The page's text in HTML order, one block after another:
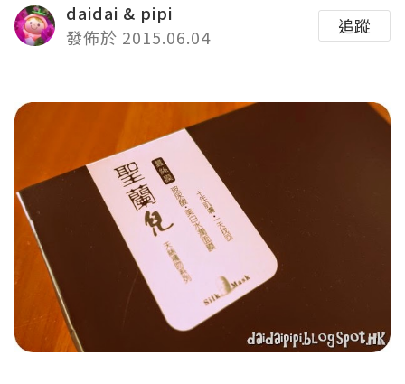
daidai & pipi
發佈於 2015.06.04
追蹤